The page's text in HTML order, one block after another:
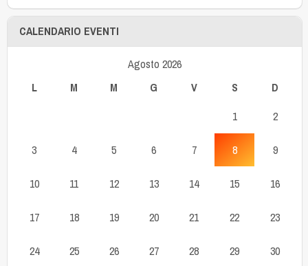
CALENDARIO EVENTI
Agosto 2026
L
M M G V S D
1 2
3 4 5 6 7 8 9
10 11 12 13 14 15 16
17 18 19 20 21 22 23
24 25 26 27 28 29 30